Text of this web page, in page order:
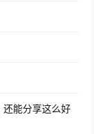
还能分享这么好